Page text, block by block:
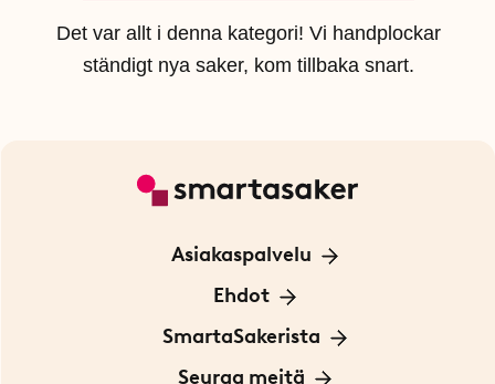
Det var allt i denna kategori! Vi handplockar
ständigt nya saker, kom tillbaka snart.
Asiakaspalvelu
Ota yhteyttä
Ehdot
Tietoa evästeistä
Yksityisyydensuoja
SmartaSakerista
Meistä
Seuraa meitä